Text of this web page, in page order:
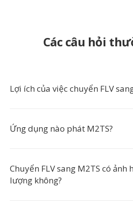
Các câu hỏi
Lợi ích của việc chuyển FLV
Ứng dụng nào phát M2TS?
Chuyển FLV sang M2TS có ảnh
lượng không?